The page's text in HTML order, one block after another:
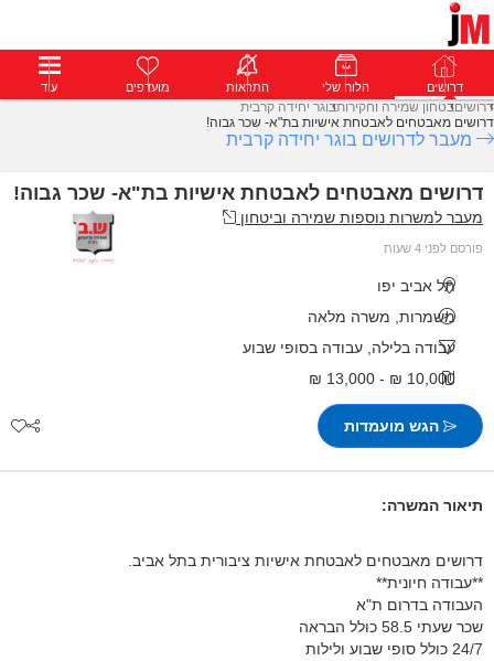
דרושים פרופילים הודעות פרימיום דרושים הלוח שלי התראות מועדפים עוד
דרושיםבטחון שמירה וחקירותבוגר יחידה קרבית
דרושים מאבטחים לאבטחת אישיות בת"א- שכר גבוה!
מעבר לדרושים בוגר יחידה קרבית
דרושים מאבטחים לאבטחת אישיות בת"א- שכר גבוה!
מעבר למשרות נוספות שמירה וביטחון
פורסם לפני 4 שעות
תל אביב יפו
משמרות, משרה מלאה
עבודה בלילה, עבודה בסופי שבוע
10,000 ₪ - 13,000 ₪
הגש מועמדות
תיאור המשרה:
דרושים מאבטחים לאבטחת אישיות ציבורית בתל אביב.
**עבודה חיונית**
העבודה בדרום ת"א
שכר שעתי 58.5 כולל הבראה
24/7 כולל סופי שבוע ולילות